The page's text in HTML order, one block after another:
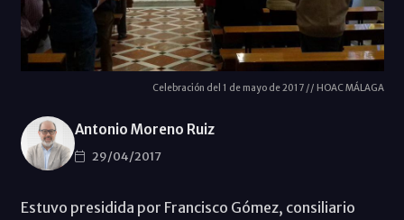
Celebración del 1 de mayo de 2017 // HOAC MÁLAGA
Antonio Moreno Ruiz
29/04/2017
Estuvo presidida por Francisco Gómez, consiliario